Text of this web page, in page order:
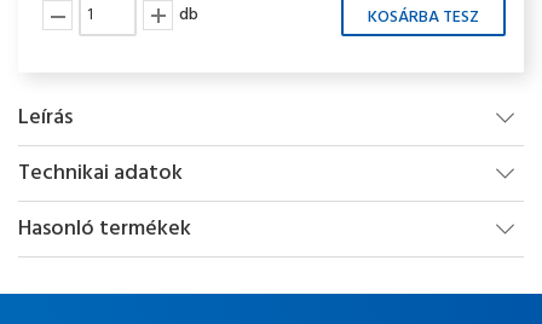
db
Leírás
Technikai adatok
Hasonló termékek